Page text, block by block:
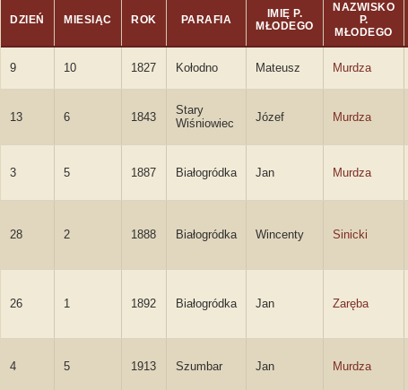
DZIEŃ MIESIĄC ROK PARAFIA
IMIĘ P.
MŁODEGO
NAZWISKO
P.
MŁODEGO
9 10 1827 Kołodno Mateusz Murdza
13 6 1843
Stary
Wiśniowiec
Józef Murdza
3 5 1887 Białogródka Jan Murdza
28 2 1888 Białogródka Wincenty Sinicki
26 1 1892 Białogródka Jan Zaręba
4 5 1913 Szumbar Jan Murdza